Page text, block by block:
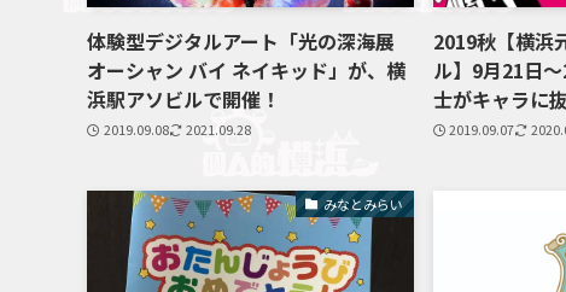
体験型デジタルアート「光の深海展
オーシャン バイ ネイキッド」が、横
浜駅アソビルで開催！
2019.09.08 2021.09.28
2019秋【横浜
ル】9月21日
士がキャラに
2019.09.07
みなとみらい